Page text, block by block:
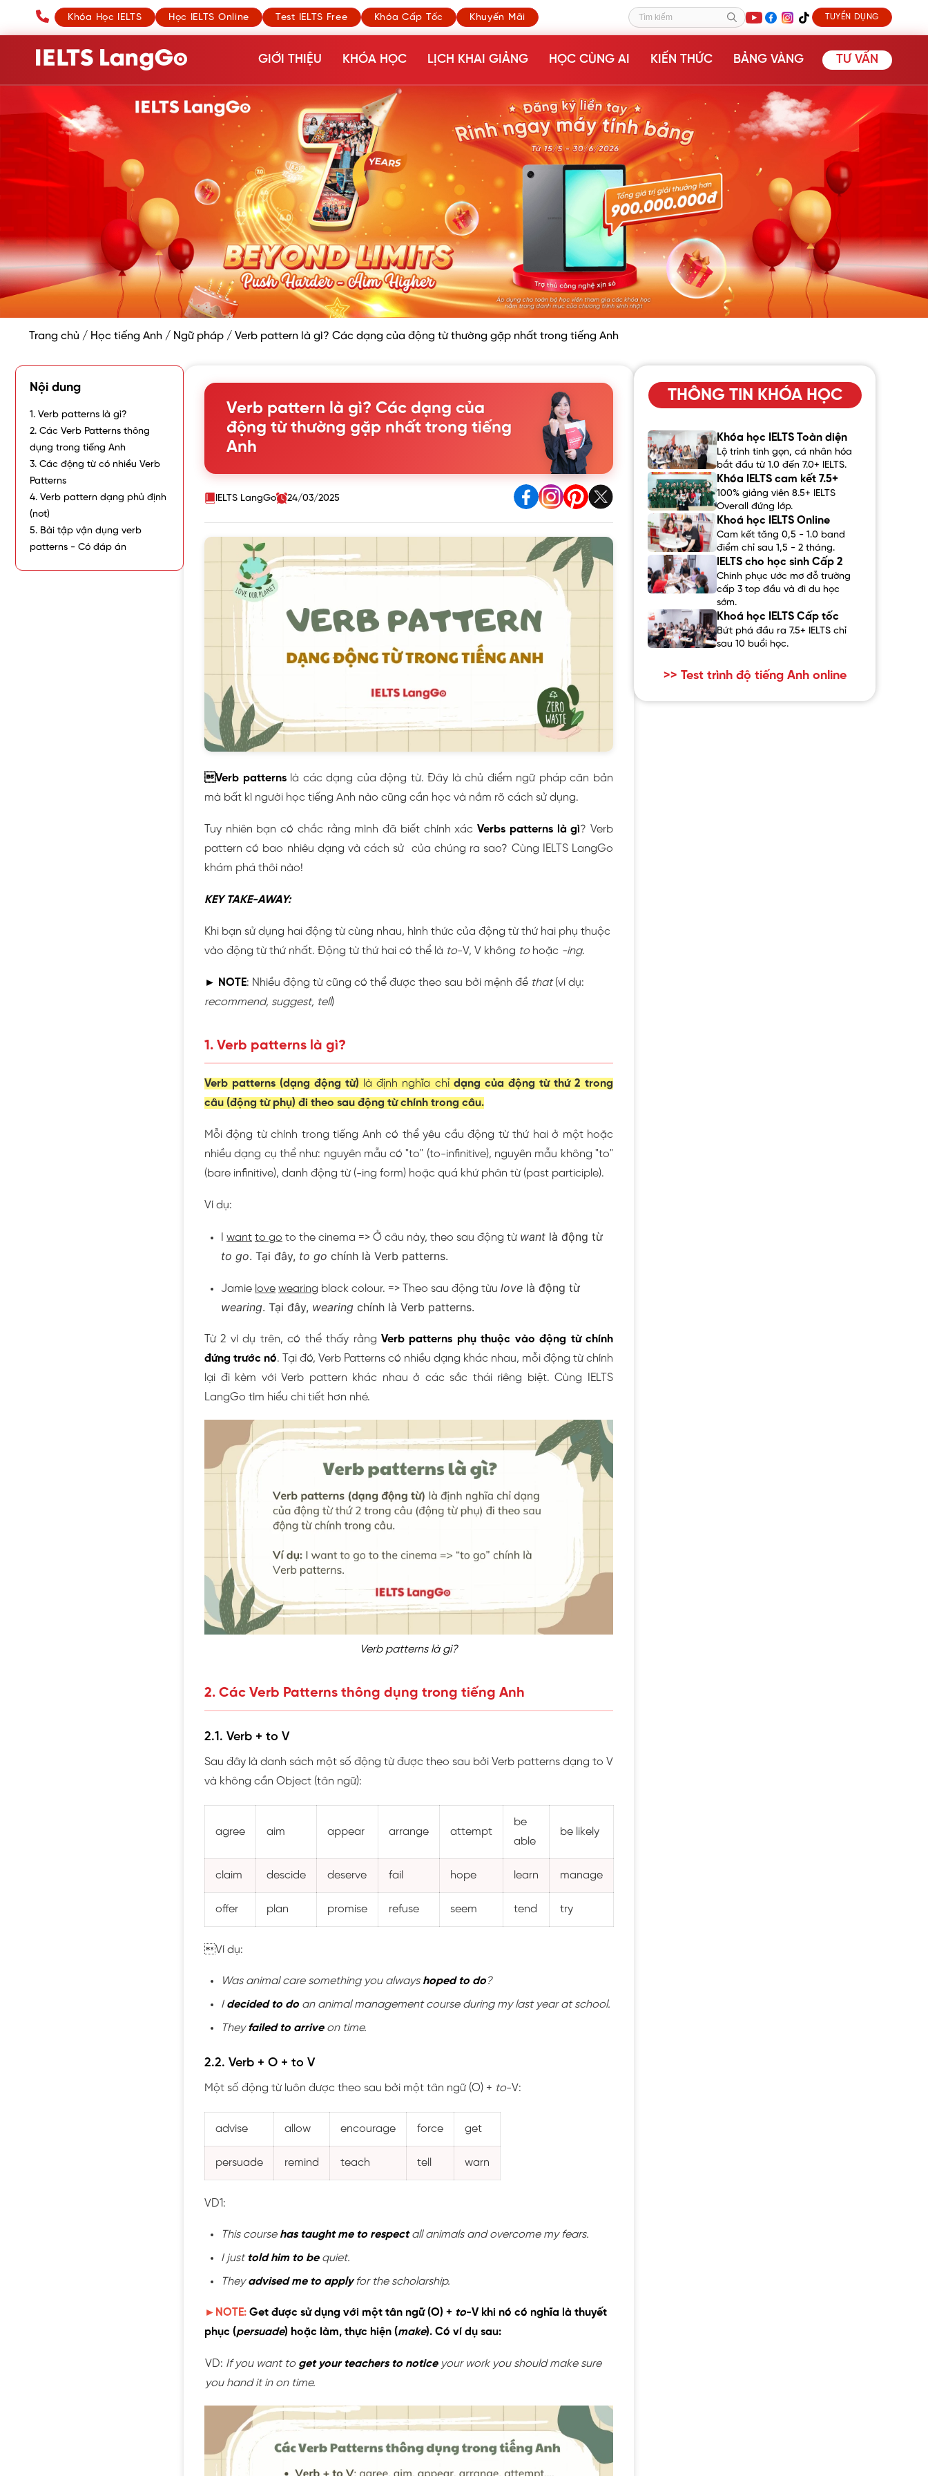
Khóa Học IELTS Học IELTS Online Test IELTS Free Khóa Cấp Tốc Khuyến Mãi Tìm kiếm TUYỂN DỤNG
GIỚI THIỆU KHÓA HỌC LỊCH KHAI GIẢNG HỌC CÙNG AI KIẾN THỨC BẢNG VÀNG TƯ VẤN
Trang chủ / Học tiếng Anh / Ngữ pháp / Verb pattern là gì? Các dạng của động từ thường gặp nhất trong tiếng Anh
Nội dung
1. Verb patterns là gì?
2. Các Verb Patterns thông
dụng trong tiếng Anh
3. Các động từ có nhiều Verb
Patterns
4. Verb pattern dạng phủ định
(not)
5. Bài tập vận dụng verb
patterns - Có đáp án
Verb pattern là gì? Các dạng của
động từ thường gặp nhất trong tiếng
Anh
IELTS LangGo 24/03/2025
Verb patternslà các dạng của động từ. Đây là chủ điểm ngữ pháp căn bản
mà bất kì người học tiếng Anh nào cũng cần học và nắm rõ cách sử dụng.
Tuy nhiên bạn có chắc rằng mình đã biết chính xácVerbs patterns là gì? Verb
pattern có bao nhiêu dạng và cách sử của chúng ra sao? Cùng IELTS LangGo
khám phá thôi nào!
KEY TAKE-AWAY:
Khi bạn sử dụng hai động từ cùng nhau, hình thức của động từ thứ hai phụ thuộc
vào động từ thứ nhất. Động từ thứ hai có thể là to-V, V không tohoặc -ing.
► NOTE: Nhiều động từ cũng có thể được theo sau bởi mệnh đề that(ví dụ:
recommend, suggest, tell)
1. Verb patterns là gì?
Verb patterns (dạng động từ) là định nghĩa chỉ dạng của động từ thứ 2 trong
câu (động từ phụ) đi theo sau động từ chính trong câu.
Mỗi động từ chính trong tiếng Anh có thể yêu cầu động từ thứ hai ở một hoặc
nhiều dạng cụ thể như: nguyên mẫu có "to" (to-infinitive), nguyên mẫu không "to"
(bare infinitive), danh động từ (-ing form) hoặc quá khứ phân từ (past participle).
Ví dụ:
want to go to the cinema => Ở câu này, theo sau động từ want là động từ
to go. Tại đây, to go chính là Verb patterns.
Jamie love wearing black colour. => Theo sau động từu love là động từ
wearing. Tại đây, wearing chính là Verb patterns.
Từ 2 ví dụ trên, có thể thấy rằng Verb patterns phụ thuộc vào động từ chính
đứng trước nó. Tại đó, Verb Patterns có nhiều dạng khác nhau, mỗi động từ chính
lại đi kèm với Verb pattern khác nhau ở các sắc thái riêng biệt. Cùng IELTS
LangGo tìm hiểu chi tiết hơn nhé.
Verb patterns là gì?
2. Các Verb Patterns thông dụng trong tiếng Anh
2.1. Verb + to V
Sau đây là danh sách một số động từ được theo sau bởi Verb patterns dạng to V
và không cần Object (tân ngữ):
agree aim appear arrange attempt
be
able
be likely
claim descide deserve fail hope learn manage
offer plan promise refuse seem tend try
Ví dụ:
Was animal care something you always hoped to do?
I decided to do an animal management course during my last year at school.
Theyfailed to arriveon time.
2.2. Verb + O + to V
Một số động từ luôn được theo sau bởi một tân ngữ (O) + to-V:
advise allow encourage force get
persuade remind teach tell warn
VD1:
This course has taught me to respectall animals and overcome my fears.
I justtold him to bequiet.
Theyadvised me to applyfor the scholarship.
►NOTE: Get được sử dụng với một tân ngữ (O) + to-V khi nó có nghĩa là thuyết
phục (persuade) hoặc làm, thực hiện (make). Có ví dụ sau:
VD: If you want to get your teachers to noticeyour work you should make sure
you hand it in on time.
THÔNG TIN KHÓA HỌC
Khóa học IELTS Toàn diện
Lộ trình tinh gọn, cá nhân hóa
bắt đầu từ 1.0 đến 7.0+ IELTS.
Khóa IELTS cam kết 7.5+
100% giảng viên 8.5+ IELTS
Overall đứng lớp.
Khoá học IELTS Online
Cam kết tăng 0,5 - 1.0 band
điểm chỉ sau 1,5 - 2 tháng.
IELTS cho học sinh Cấp 2
Chinh phục ước mơ đỗ trường
cấp 3 top đầu và đi du học
sớm.
Khoá học IELTS Cấp tốc
Bứt phá đầu ra 7.5+ IELTS chỉ
sau 10 buổi học.
>> Test trình độ tiếng Anh online